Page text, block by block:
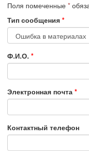
Поля помеченные *
Тип сообщения *
Ф.И.О. *
Электронная почта *
Контактный телефон